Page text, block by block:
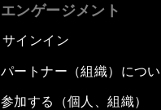
エンゲージメント
サインイン
パートナー（組織）につ
参加する（個人、組織）